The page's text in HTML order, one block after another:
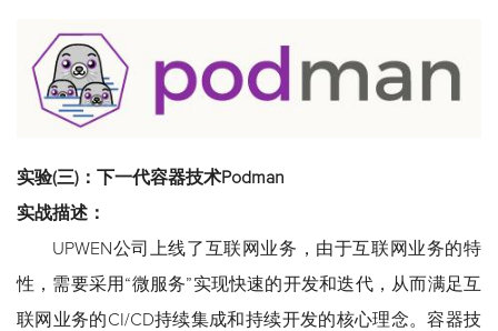
实验(三)：下一代容器技术Podman
实战描述：
UPWEN公司上线了互联网业务，由于互联网业务的特
性，需要采用“微服务”实现快速的开发和迭代，从而满足互
联网业务的CI/CD持续集成和持续开发的核心理念。容器技